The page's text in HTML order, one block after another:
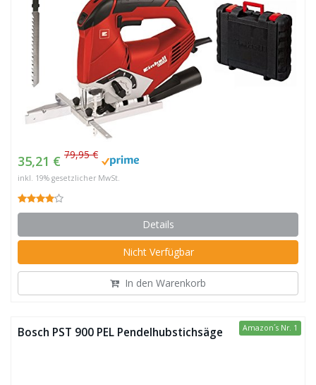
35,21 € 79,95 €
inkl. 19% gesetzlicher MwSt.
Details
Nicht Verfügbar
In den Warenkorb
Amazon´s Nr. 1
Bosch PST 900 PEL Pendelhubstichsäge